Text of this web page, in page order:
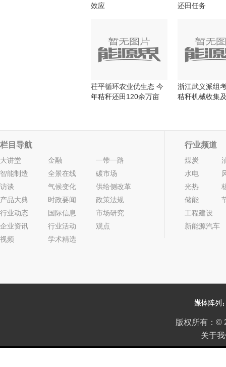
效应
还田任务
茌平循环农业优生态 今
年秸秆还田120余万亩
浙江武义派组
秸秆机械收集
栏目导航
大讲堂 金融
一带一路
智能制造
全景在线
碳市场
访谈
气候变化
供给侧改革
产品大典
时政要闻
政策法规
行业动态
国际信息
市场研究
企业资讯
行业活动
观点
视频
学术精选
行业频道
煤炭
水电
光热
储能
工程建设
新能源汽车
版权所有： ©
关于